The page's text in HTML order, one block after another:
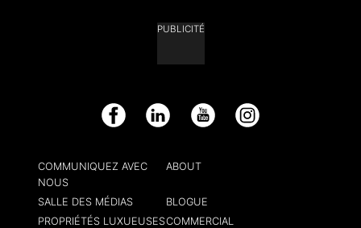
PUBLICITÉ
Facebook LinkedIn YouTube Instagram
COMMUNIQUEZ AVEC
NOUS
ABOUT
SALLE DES MÉDIAS
BLOGUE
PROPRIÉTÉS LUXUEUSESCOMMERCIAL